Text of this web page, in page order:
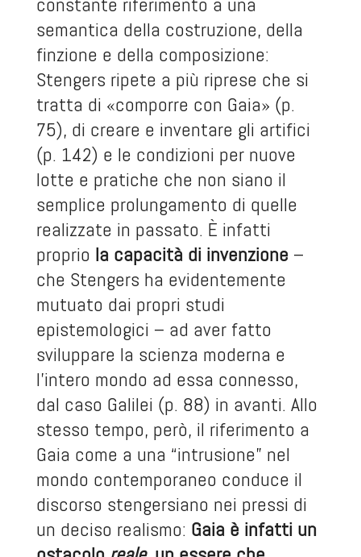
semantica della costruzione, della
finzione e della composizione:
Stengers ripete a più riprese che si
tratta di «comporre con Gaia» (p.
75), di creare e inventare gli artifici
(p. 142) e le condizioni per nuove
lotte e pratiche che non siano il
semplice prolungamento di quelle
realizzate in passato. È infatti
proprio la capacità di invenzione–
che Stengers ha evidentemente
mutuato dai propri studi
epistemologici – ad aver fatto
sviluppare la scienza moderna e
l’intero mondo ad essa connesso,
dal caso Galilei (p. 88) in avanti. Allo
stesso tempo, però, il riferimento a
Gaia come a una “intrusione” nel
mondo contemporaneo conduce il
discorso stengersiano nei pressi di
un deciso realismo: Gaia è infatti un